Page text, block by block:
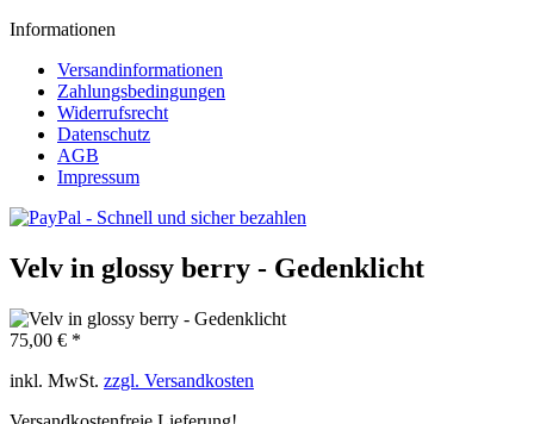
Informationen
Versandinformationen
Zahlungsbedingungen
Widerrufsrecht
Datenschutz
AGB
Impressum
Velv in glossy berry - Gedenklicht
75,00 € *
inkl. MwSt. zzgl. Versandkosten